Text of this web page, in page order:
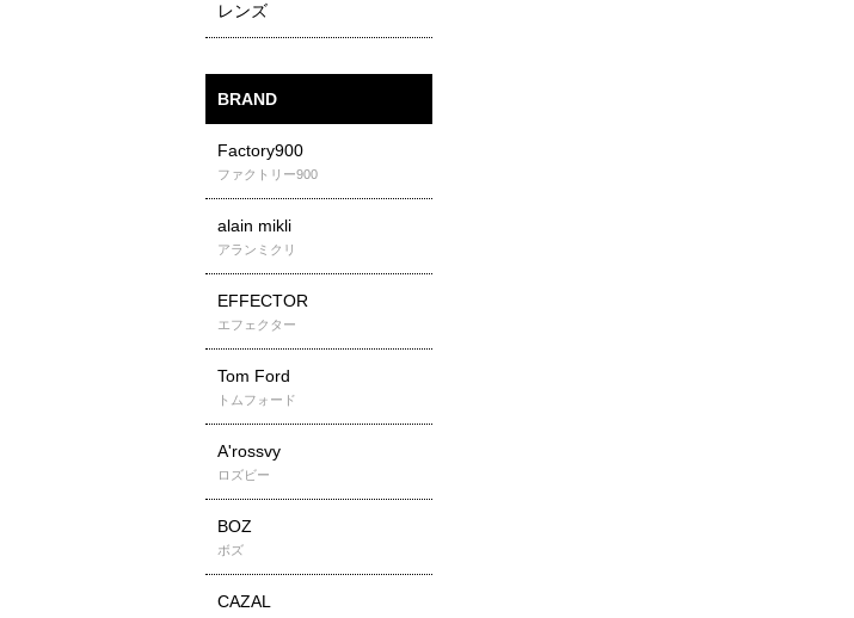
レンズ
BRAND
Factory900
ファクトリー900
alain mikli
アランミクリ
EFFECTOR
エフェクター
Tom Ford
トムフォード
A'rossvy
ロズビー
BOZ
ボズ
CAZAL